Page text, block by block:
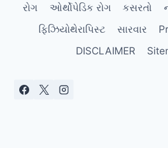
રોગ ઓર્થોપેડિક રોગ કસરતો
ફિઝિયોથેરાપિસ્ટ
સારવાર
DISCLAIMER